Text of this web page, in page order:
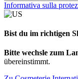
Informativa sulla
Bist du im richtigen
Bitte wechsle zum
übereinstimmt.